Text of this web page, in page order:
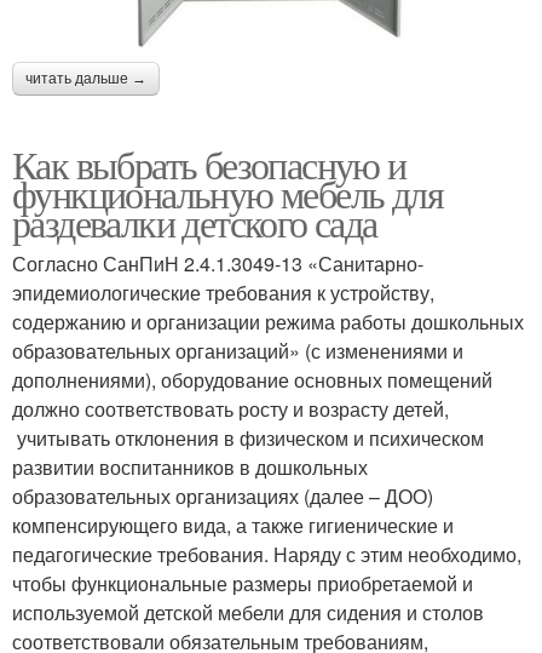
читать дальше →
Как выбрать безопасную и
функциональную мебель для
раздевалки детского сада
Согласно СанПиН 2.4.1.3049-13 «Санитарно-
эпидемиологические требования к устройству,
содержанию и организации режима работы дошкольных
образовательных организаций» (с изменениями и
дополнениями), оборудование основных помещений
должно соответствовать росту и возрасту детей,
учитывать отклонения в физическом и психическом
развитии воспитанников в дошкольных
образовательных организациях (далее – ДОО)
компенсирующего вида, а также гигиенические и
педагогические требования. Наряду с этим необходимо,
чтобы функциональные размеры приобретаемой и
используемой детской мебели для сидения и столов
соответствовали обязательным требованиям,